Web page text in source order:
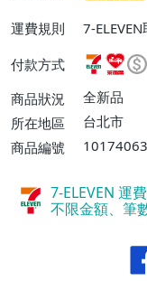
運費規則
7-
或消費滿
不付款【
運費$60
費】、宅
付款方式
商品狀況
全新品
所在地區
台北市
商品編號
7-ELEVEN 運
不限金額、筆